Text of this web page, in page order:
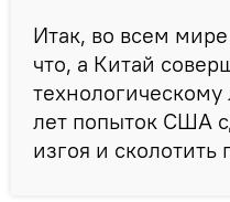
Итак, во всем
что, а Китай
технологическому
лет попыток США
изгоя и